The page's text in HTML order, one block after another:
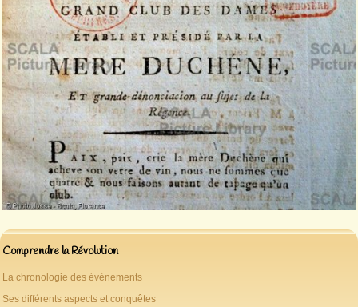
Comprendre la Révolution
La chronologie des évènements
Ses différents aspects et conquêtes